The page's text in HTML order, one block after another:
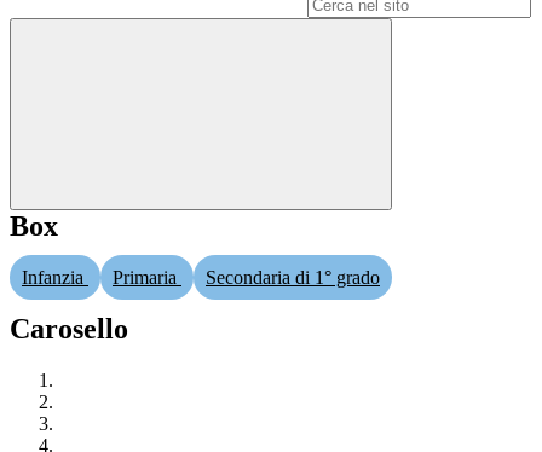
Box
Infanzia Primaria Secondaria di 1° grado
Carosello